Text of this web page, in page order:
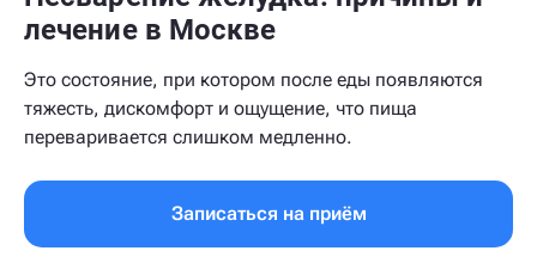
лечение в Москве
Это состояние, при котором после еды появляются
тяжесть, дискомфорт и ощущение, что пища
переваривается слишком медленно.
Записаться на приём